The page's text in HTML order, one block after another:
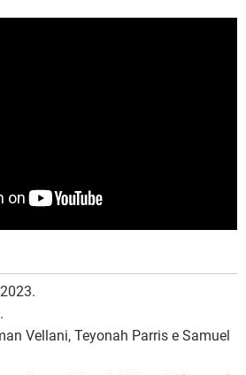
Vellani, Teyonah Parris e Samuel